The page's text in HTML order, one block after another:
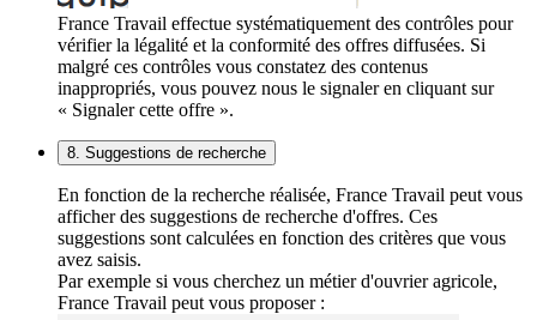
France Travail effectue systématiquement des contrôles pour
vérifier la légalité et la conformité des offres diffusées. Si
malgré ces contrôles vous constatez des contenus
inappropriés, vous pouvez nous le signaler en cliquant sur
« Signaler cette offre ».
8. Suggestions de recherche
En fonction de la recherche réalisée, France Travail peut vous
afficher des suggestions de recherche d'offres. Ces
suggestions sont calculées en fonction des critères que vous
avez saisis.
Par exemple si vous cherchez un métier d'ouvrier agricole,
France Travail peut vous proposer :